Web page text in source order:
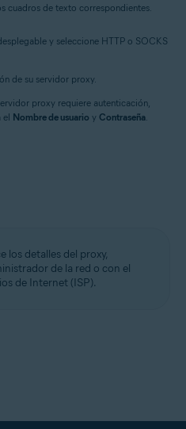
cuadros de texto correspondientes.
y seleccione HTTP o SOCKS
de su servidor proxy.
proxy requiere autenticación,
el Nombre de usuario y Contraseña
los detalles del proxy,
de la red o con el
de Internet (ISP).